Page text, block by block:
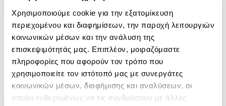
Χρησιμοποιούμε cookie για την εξατομίκευση
περιεχομένου και διαφημίσεων, την παροχή λειτουργιών
κοινωνικών μέσων και την ανάλυση της
επισκεψιμότητάς μας. Επιπλέον, μοιραζόμαστε
πληροφορίες που αφορούν τον τρόπο που
χρησιμοποιείτε τον ιστότοπό μας με συνεργάτες
κοινωνικών μέσων, διαφήμισης και αναλύσεων, οι
οποίοι ενδεχομένως να τις συνδυάσουν με άλλες
eBook
Ελέφαντας
Ρέιμοντ Κάρβερ
7.99€